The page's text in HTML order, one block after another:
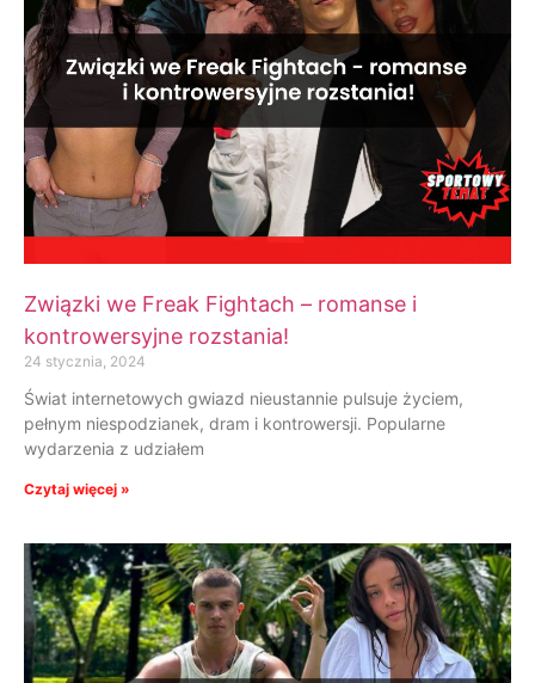
Związki we Freak Fightach – romanse i
kontrowersyjne rozstania!
24 stycznia, 2024
Świat internetowych gwiazd nieustannie pulsuje życiem,
pełnym niespodzianek, dram i kontrowersji. Popularne
wydarzenia z udziałem
Czytaj więcej »